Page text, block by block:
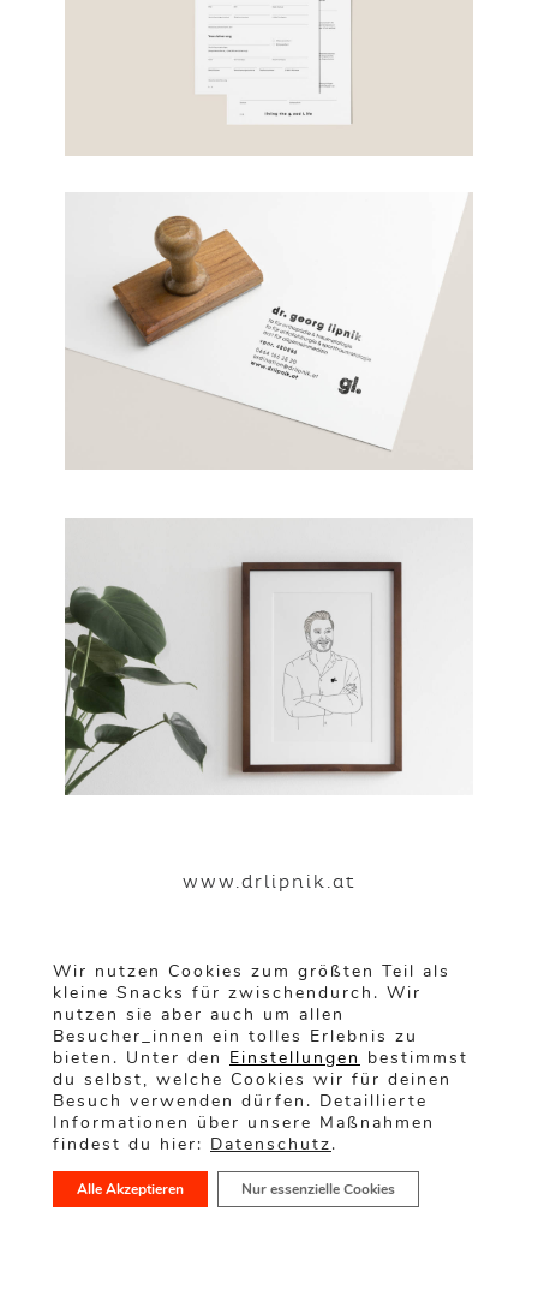
www.drlipnik.at
PREV
Wir nutzen Cookies zum größten Teil als
kleine Snacks für zwischendurch. Wir
nutzen sie aber auch um allen
Besucher_innen ein tolles Erlebnis zu
bieten. Unter den Einstellungen bestimmst
du selbst, welche Cookies wir für deinen
Besuch verwenden dürfen. Detaillierte
Informationen über unsere Maßnahmen
findest du hier: Datenschutz.
Alle Akzeptieren Nur essenzielle Cookies